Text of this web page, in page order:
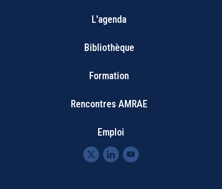
Footer
Menu
L'agenda
Bibliothèque
Formation
Rencontres AMRAE
Emploi